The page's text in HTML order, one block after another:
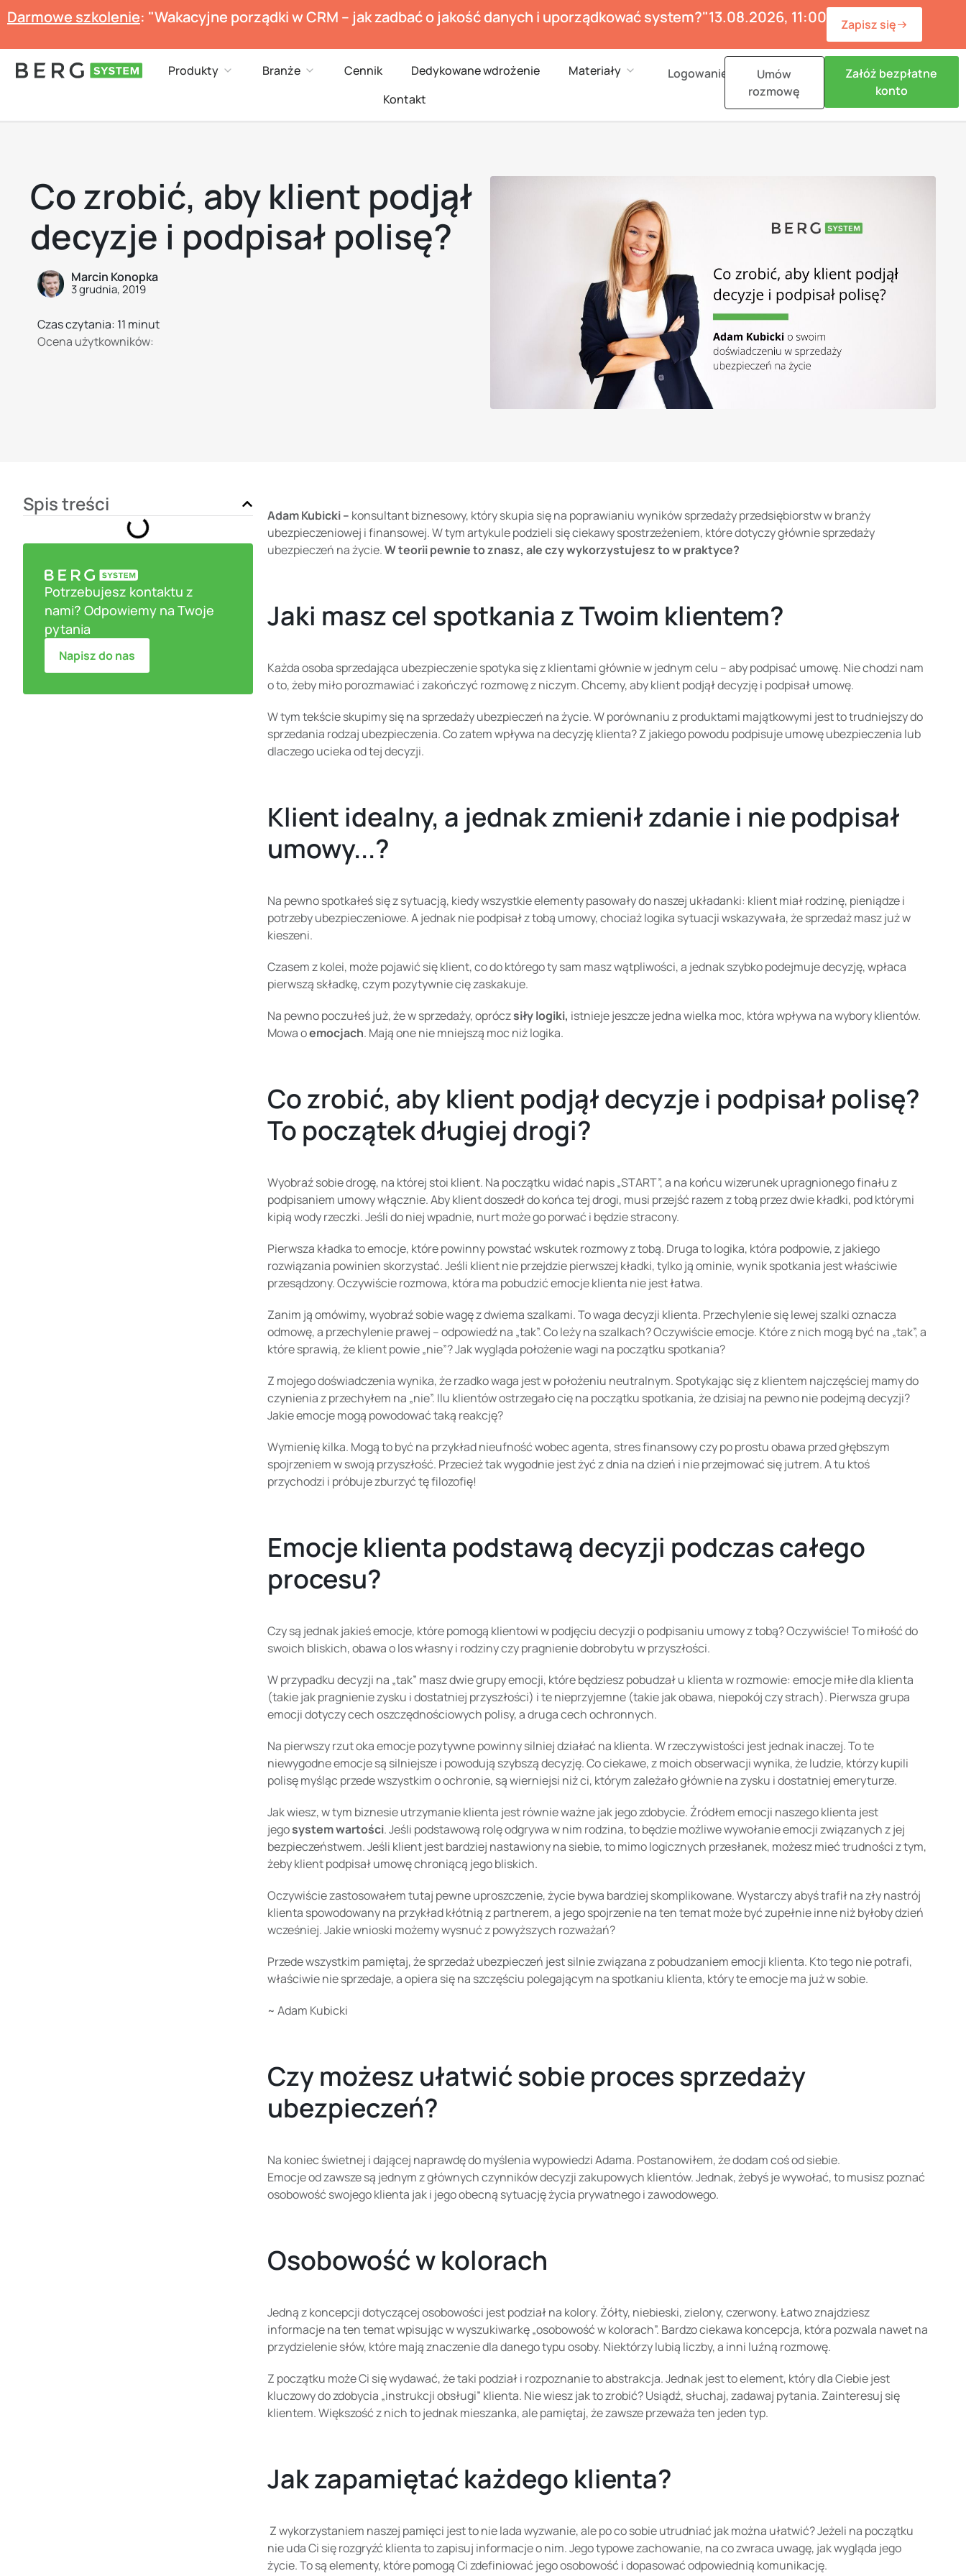
doDarmowe szkolenie: "Wakacyjne porządki w CRM – jak zadbać o jakość danych i uporządkować system?"13.08.2026, 11:00 Zapisz się
Produkty Open Produkty
Branże Open Branże
Cennik Dedykowane wdrożenie Materiały Open Materiały
Kontakt
Logowanie
Umów
rozmowę
Załóż bezpłatne
konto
Co zrobić, aby klient podjął
decyzje i podpisał polisę?
Marcin Konopka
3 grudnia, 2019
Czas czytania: 11 minut
Ocena użytkowników:
Spis treści
Potrzebujesz kontaktu z
nami? Odpowiemy na Twoje
pytania
Napisz do nas
Adam Kubicki – konsultant biznesowy, który skupia się na poprawianiu wyników sprzedaży przedsiębiorstw w branży
ubezpieczeniowej i finansowej. W tym artykule podzieli się ciekawy spostrzeżeniem, które dotyczy głównie sprzedaży
ubezpieczeń na życie.W teorii pewnie to znasz, ale czy wykorzystujesz to w praktyce?
Jaki masz cel spotkania z Twoim klientem?
Każda osoba sprzedająca ubezpieczenie spotyka się z klientami głównie w jednym celu – aby podpisać umowę. Nie chodzi nam
o to, żeby miło porozmawiać i zakończyć rozmowę z niczym. Chcemy, aby klient podjął decyzję i podpisał umowę.
W tym tekście skupimy się na sprzedaży ubezpieczeń na życie. W porównaniu z produktami majątkowymi jest to trudniejszy do
sprzedania rodzaj ubezpieczenia. Co zatem wpływa na decyzję klienta? Z jakiego powodu podpisuje umowę ubezpieczenia lub
dlaczego ucieka od tej decyzji.
Klient idealny, a jednak zmienił zdanie i nie podpisał
umowy...?
Na pewno spotkałeś się z sytuacją, kiedy wszystkie elementy pasowały do naszej układanki: klient miał rodzinę, pieniądze i
potrzeby ubezpieczeniowe. A jednak nie podpisał z tobą umowy, chociaż logika sytuacji wskazywała, że sprzedaż masz już w
kieszeni.
Czasem z kolei, może pojawić się klient, co do którego ty sam masz wątpliwości, a jednak szybko podejmuje decyzję, wpłaca
pierwszą składkę, czym pozytywnie cię zaskakuje.
Na pewno poczułeś już, że w sprzedaży, opróczsiły logiki, istnieje jeszcze jedna wielka moc, która wpływa na wybory klientów.
Mowa oemocjach. Mają one nie mniejszą moc niż logika.
Co zrobić, aby klient podjął decyzje i podpisał polisę?
To początek długiej drogi?
Wyobraź sobie drogę, na której stoi klient. Na początku widać napis „START”, a na końcu wizerunek upragnionego finału z
podpisaniem umowy włącznie. Aby klient doszedł do końca tej drogi, musi przejść razem z tobą przez dwie kładki, pod którymi
kipią wody rzeczki. Jeśli do niej wpadnie, nurt może go porwać i będzie stracony.
Pierwsza kładka to emocje, które powinny powstać wskutek rozmowy z tobą. Druga to logika, która podpowie, z jakiego
rozwiązania powinien skorzystać. Jeśli klient nie przejdzie pierwszej kładki, tylko ją ominie, wynik spotkania jest właściwie
przesądzony. Oczywiście rozmowa, która ma pobudzić emocje klienta nie jest łatwa.
Zanim ją omówimy, wyobraź sobie wagę z dwiema szalkami. To waga decyzji klienta. Przechylenie się lewej szalki oznacza
odmowę, a przechylenie prawej – odpowiedź na „tak”. Co leży na szalkach? Oczywiście emocje. Które z nich mogą być na „tak”, a
które sprawią, że klient powie „nie”? Jak wygląda położenie wagi na początku spotkania?
Z mojego doświadczenia wynika, że rzadko waga jest w położeniu neutralnym. Spotykając się z klientem najczęściej mamy do
czynienia z przechyłem na „nie”. Ilu klientów ostrzegało cię na początku spotkania, że dzisiaj na pewno nie podejmą decyzji?
Jakie emocje mogą powodować taką reakcję?
Wymienię kilka. Mogą to być na przykład nieufność wobec agenta, stres finansowy czy po prostu obawa przed głębszym
spojrzeniem w swoją przyszłość. Przecież tak wygodnie jest żyć z dnia na dzień i nie przejmować się jutrem. A tu ktoś
przychodzi i próbuje zburzyć tę filozofię!
Emocje klienta podstawą decyzji podczas całego
procesu?
Czy są jednak jakieś emocje, które pomogą klientowi w podjęciu decyzji o podpisaniu umowy z tobą? Oczywiście! To miłość do
swoich bliskich, obawa o los własny i rodziny czy pragnienie dobrobytu w przyszłości.
W przypadku decyzji na „tak” masz dwie grupy emocji, które będziesz pobudzał u klienta w rozmowie: emocje miłe dla klienta
(takie jak pragnienie zysku i dostatniej przyszłości) i te nieprzyjemne (takie jak obawa, niepokój czy strach). Pierwsza grupa
emocji dotyczy cech oszczędnościowych polisy, a druga cech ochronnych.
Na pierwszy rzut oka emocje pozytywne powinny silniej działać na klienta. W rzeczywistości jest jednak inaczej. To te
niewygodne emocje są silniejsze i powodują szybszą decyzję. Co ciekawe, z moich obserwacji wynika, że ludzie, którzy kupili
polisę myśląc przede wszystkim o ochronie, są wierniejsi niż ci, którym zależało głównie na zysku i dostatniej emeryturze.
Jak wiesz, w tym biznesie utrzymanie klienta jest równie ważne jak jego zdobycie. Źródłem emocji naszego klienta jest
jegosystem wartości. Jeśli podstawową rolę odgrywa w nim rodzina, to będzie możliwe wywołanie emocji związanych z jej
bezpieczeństwem. Jeśli klient jest bardziej nastawiony na siebie, to mimo logicznych przesłanek, możesz mieć trudności z tym,
żeby klient podpisał umowę chroniącą jego bliskich.
Oczywiście zastosowałem tutaj pewne uproszczenie, życie bywa bardziej skomplikowane. Wystarczy abyś trafił na zły nastrój
klienta spowodowany na przykład kłótnią z partnerem, a jego spojrzenie na ten temat może być zupełnie inne niż byłoby dzień
wcześniej. Jakie wnioski możemy wysnuć z powyższych rozważań?
Przede wszystkim pamiętaj, że sprzedaż ubezpieczeń jest silnie związana z pobudzaniem emocji klienta. Kto tego nie potrafi,
właściwie nie sprzedaje, a opiera się na szczęściu polegającym na spotkaniu klienta, który te emocje ma już w sobie.
~ Adam Kubicki
Czy możesz ułatwić sobie proces sprzedaży
ubezpieczeń?
Na koniec świetnej i dającej naprawdę do myślenia wypowiedzi Adama. Postanowiłem, że dodam coś od siebie.
Emocje od zawsze są jednym z głównych czynników decyzji zakupowych klientów. Jednak, żebyś je wywołać, to musisz poznać
osobowość swojego klienta jak i jego obecną sytuację życia prywatnego i zawodowego.
Osobowość w kolorach
Jedną z koncepcji dotyczącej osobowości jest podział na kolory. Żółty, niebieski, zielony, czerwony. Łatwo znajdziesz
informacje na ten temat wpisując w wyszukiwarkę „osobowość w kolorach”. Bardzo ciekawa koncepcja, która pozwala nawet na
przydzielenie słów, które mają znaczenie dla danego typu osoby. Niektórzy lubią liczby, a inni luźną rozmowę.
Z początku może Ci się wydawać, że taki podział i rozpoznanie to abstrakcja. Jednak jest to element, który dla Ciebie jest
kluczowy do zdobycia „instrukcji obsługi” klienta. Nie wiesz jak to zrobić? Usiądź, słuchaj, zadawaj pytania. Zainteresuj się
klientem. Większość z nich to jednak mieszanka, ale pamiętaj, że zawsze przeważa ten jeden typ.
Jak zapamiętać każdego klienta?
Z wykorzystaniem naszej pamięci jest to nie lada wyzwanie, ale po co sobie utrudniać jak można ułatwić? Jeżeli na początku
nie uda Ci się rozgryźć klienta to zapisuj informacje o nim. Jego typowe zachowanie, na co zwraca uwagę, jak wygląda jego
życie. To są elementy, które pomogą Ci zdefiniować jego osobowość i dopasować odpowiednią komunikację.